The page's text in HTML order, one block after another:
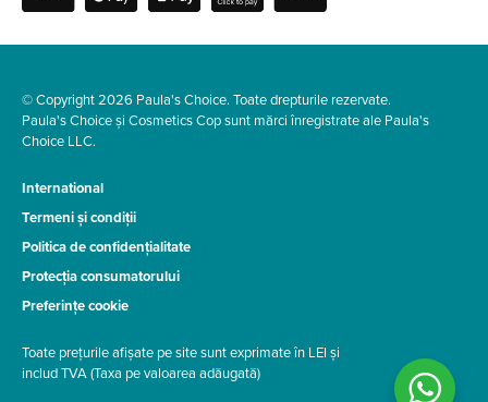
© Copyright 2026 Paula's Choice. Toate drepturile rezervate.
Paula's Choice și Cosmetics Cop sunt mărci înregistrate ale Paula's
Choice LLC.
International
Termeni și condiții
Politica de confidențialitate
Protecția consumatorului
Preferințe cookie
Toate prețurile afișate pe site sunt exprimate în LEI și
includ TVA (Taxa pe valoarea adăugată)